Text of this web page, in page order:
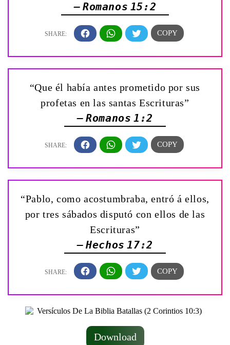
— Romanos 15:2
“Que él había antes prometido por sus
profetas en las santas Escrituras”
— Romanos 1:2
“Pablo, como acostumbraba, entró á ellos,
por tres sábados disputó con ellos de las
Escrituras”
— Hechos 17:2
Download